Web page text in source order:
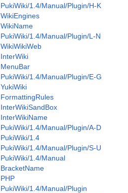
PukiWiki/1.4/Manual/Plugin/H-K
WikiEngines
WikiName
PukiWiki/1.4/Manual/Plugin/L-N
WikiWikiWeb
InterWiki
MenuBar
PukiWiki/1.4/Manual/Plugin/E-G
YukiWiki
FormattingRules
InterWikiSandBox
InterWikiName
PukiWiki/1.4/Manual/Plugin/A-D
PukiWiki/1.4
PukiWiki/1.4/Manual/Plugin/S-U
PukiWiki/1.4/Manual
BracketName
PHP
PukiWiki/1.4/Manual/Plugin